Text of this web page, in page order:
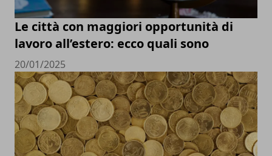
Le città con maggiori opportunità di
lavoro all’estero: ecco quali sono
20/01/2025